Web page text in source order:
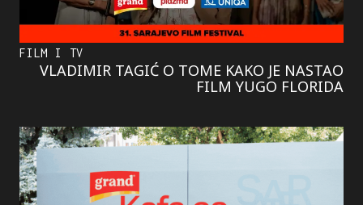
FILM I TV
VLADIMIR TAGIĆ O TOME KAKO JE NASTAO
FILM YUGO FLORIDA